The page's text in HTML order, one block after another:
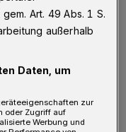
Solingen (SEG)
Um die
ein
können, soll
Sportplatzes
Art. 49 Abs. 1 S.
außerhalb
Daten, um
zur
oder Zugriff auf
Werbung und